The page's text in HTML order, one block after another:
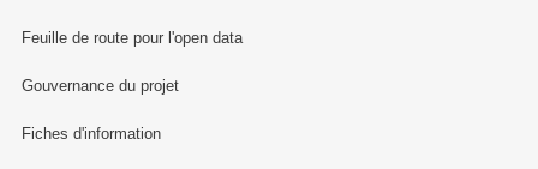
Feuille de route pour l'open data
Gouvernance du projet
Fiches d'information